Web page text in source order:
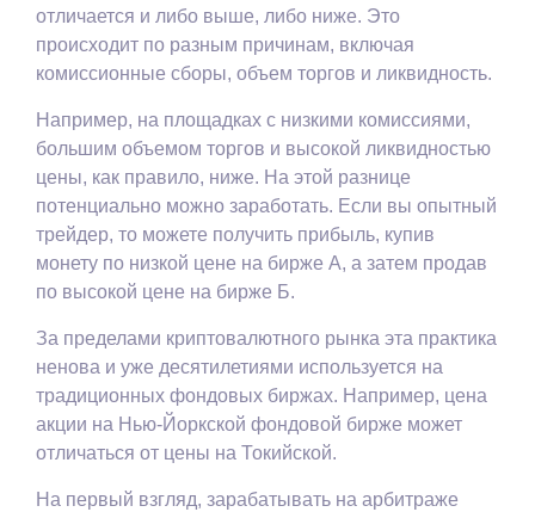
отличается и либо выше, либо ниже. Это
происходит по разным причинам, включая
комиссионные сборы, объем торгов и ликвидность.
Например, на площадках с низкими комиссиями,
большим объемом торгов и высокой ликвидностью
цены, как правило, ниже. На этой разнице
потенциально можно заработать. Если вы опытный
трейдер, то можете получить прибыль, купив
монету по низкой цене на бирже А, а затем продав
по высокой цене на бирже Б.
За пределами криптовалютного рынка эта практика
ненова и уже десятилетиями используется на
традиционных фондовых биржах. Например, цена
акции на Нью-Йоркской фондовой бирже может
отличаться от цены на Токийской.
На первый взгляд, зарабатывать на арбитраже